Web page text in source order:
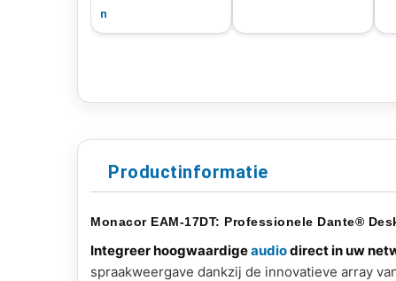
n
Productinformatie
Monacor EAM-17DT: Professionele Dante®
Integreer hoogwaardigeaudiodirect in uw
spraakweergave dankzij de innovatieve array